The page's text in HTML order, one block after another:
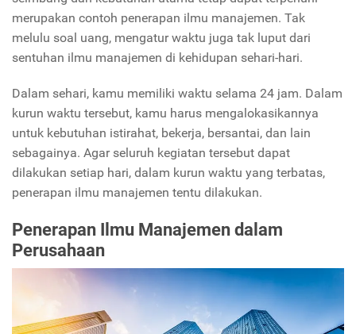
merupakan contoh penerapan ilmu manajemen. Tak
melulu soal uang, mengatur waktu juga tak luput dari
sentuhan ilmu manajemen di kehidupan sehari-hari.
Dalam sehari, kamu memiliki waktu selama 24 jam. Dalam
kurun waktu tersebut, kamu harus mengalokasikannya
untuk kebutuhan istirahat, bekerja, bersantai, dan lain
sebagainya. Agar seluruh kegiatan tersebut dapat
dilakukan setiap hari, dalam kurun waktu yang terbatas,
penerapan ilmu manajemen tentu dilakukan.
Penerapan Ilmu Manajemen dalam
Perusahaan